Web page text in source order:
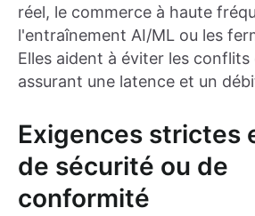
réel, le commerce à haute
l'entraînement AI/ML ou les
Elles aident à éviter les conflits
assurant une latence et un
Exigences strictes
de sécurité ou de
conformité